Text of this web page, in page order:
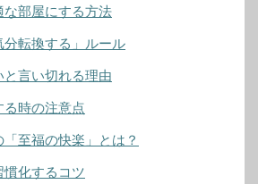
部屋にする方法
転換する」ルール
言い切れる理由
る時の注意点
至福の快楽」とは？
化するコツ